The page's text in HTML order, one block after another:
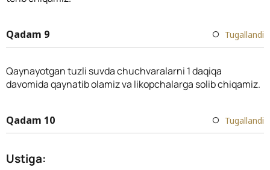
Qadam 9 Tugallandi
Qaynayotgan tuzli suvda chuchvaralarni 1 daqiqa
davomida qaynatib olamiz va likopchalarga solib chiqamiz.
Qadam 10 Tugallandi
Ustiga: